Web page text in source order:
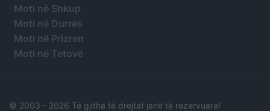
Moti në Shkup
Moti në Durrës
Moti në Prizren
Moti në Tetovë
© 2003 - 2026 Të gjitha të drejtat janë të rezervuara!